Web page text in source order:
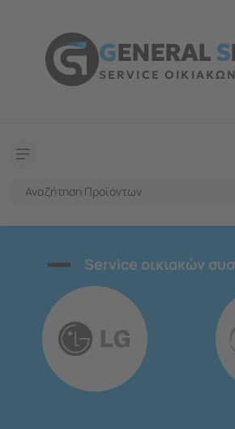
GENERALS
SERVICE
Service οικιακών